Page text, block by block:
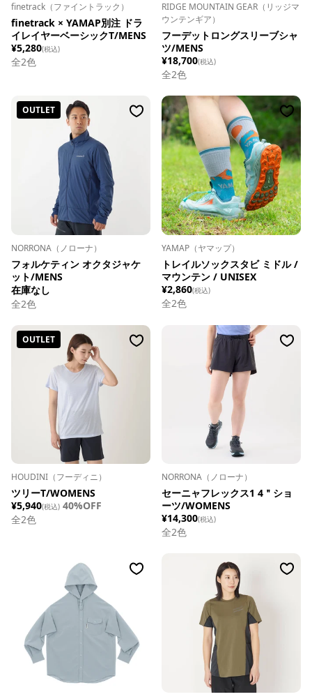
finetrack（ファイントラック）
finetrack × YAMAP別注 ドラ
イレイヤーベーシックT/MENS
¥5,280(税込)
全2色
RIDGE MOUNTAIN GEAR（リッジマ
ウンテンギア）
フーデットロングスリーブシャ
ツ/MENS
¥18,700(税込)
全2色
OUTLET
NORRONA（ノローナ）
フォルケティン オクタジャケ
ット/MENS
在庫なし
全2色
YAMAP（ヤマップ）
トレイルソックスタビ ミドル /
マウンテン / UNISEX
¥2,860(税込)
全2色
OUTLET
HOUDINI（フーディニ）
ツリーT/WOMENS
¥5,940(税込) 40%OFF
全2色
NORRONA（ノローナ）
セーニャフレックス1 4＂ショ
ーツ/WOMENS
¥14,300(税込)
全2色